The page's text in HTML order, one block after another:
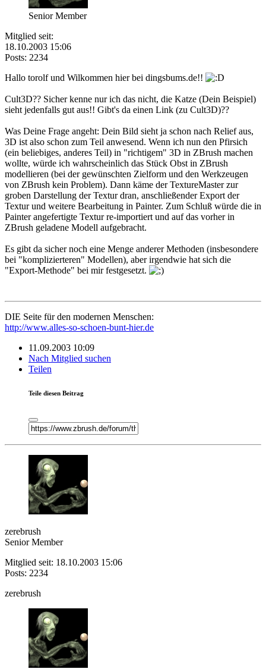
Senior Member
Mitglied seit:
18.10.2003 15:06
Posts: 2234
Hallo torolf und Wilkommen hier bei dingsbums.de!!
Cult3D?? Sicher kenne nur ich das nicht, die Katze (Dein Beispiel)
sieht jedenfalls gut aus!! Gibt's da einen Link (zu Cult3D)??
Was Deine Frage angeht: Dein Bild sieht ja schon nach Relief aus,
3D ist also schon zum Teil anwesend. Wenn ich nun den Pfirsich
(ein beliebiges, anderes Teil) in "richtigem" 3D in ZBrush machen
wollte, würde ich wahrscheinlich das Stück Obst in ZBrush
modellieren (bei der gewünschten Zielform und den Werkzeugen
von ZBrush kein Problem). Dann käme der TextureMaster zur
groben Darstellung der Textur dran, anschließender Export der
Textur und weitere Bearbeitung in Painter. Zum Schluß würde die in
Painter angefertigte Textur re-importiert und auf das vorher in
ZBrush geladene Modell aufgebracht.
Es gibt da sicher noch eine Menge anderer Methoden (insbesondere
bei "komplizierteren" Modellen), aber irgendwie hat sich die
"Export-Methode" bei mir festgesetzt.
DIE Seite für den modernen Menschen:
http://www.alles-so-schoen-bunt-hier.de
11.09.2003 10:09
Nach Mitglied suchen
Teilen
Teile diesen Beitrag
zerebrush
Senior Member
Mitglied seit: 18.10.2003 15:06
Posts: 2234
zerebrush